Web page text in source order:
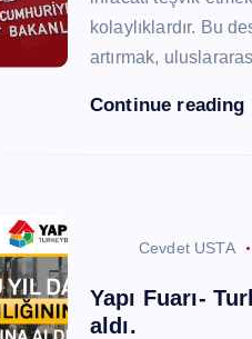
kolaylıklardır. Bu
artırmak,
Continue reading
Cevdet USTA
Yapı Fuarı-
aldı.